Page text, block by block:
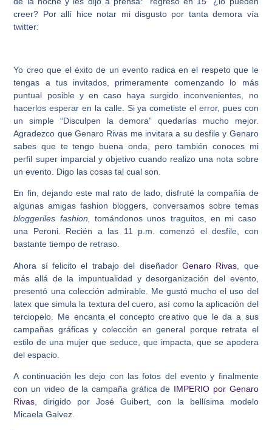
creer? Por allí hice notar mi disgusto por tanta demora vía
twitter:
Yo creo que el éxito de un evento radica en el respeto que le
tengas a tus invitados, primeramente comenzando lo más
puntual posible y en caso haya surgido inconvenientes, no
hacerlos esperar en la calle. Si ya cometiste el error, pues con
un simple “Disculpen la demora” quedarías mucho mejor.
Agradezco que Genaro Rivas me invitara a su desfile y Genaro
sabes que te tengo buena onda, pero también conoces mi
perfil super imparcial y objetivo cuando realizo una nota sobre
un evento. Digo las cosas tal cual son.
En fin, dejando este mal rato de lado, disfruté la compañía de
algunas amigas fashion bloggers, conversamos sobre temas
bloggeriles fashion, tomándonos unos traguitos, en mi caso
una Peroni. Recién a las 11 p.m. comenzó el desfile, con
bastante tiempo de retraso.
Ahora sí felicito el trabajo del diseñadorGenaro Rivas , que
más allá de la impuntualidad y desorganización del evento,
presentó una colección admirable. Me gustó mucho el uso del
latex que simula la textura del cuero, así como la aplicación del
terciopelo. Me encanta el concepto creativo que le da a sus
campañas gráficas y colección en general porque retrata el
estilo de una mujer que seduce, que impacta, que se apodera
del espacio.
A continuación les dejo con las fotos del evento y finalmente
con un video de la campaña gráfica de IMPERIO por Genaro
Rivas , dirigido por José Guibert, con la bellísima modelo
Micaela Galvez.